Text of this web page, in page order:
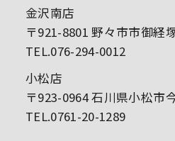
金沢南店
〒921-8801 野々市市御経
TEL.076-294-0012
小松店
〒923-0964 石川県小松市
TEL.0761-20-1289